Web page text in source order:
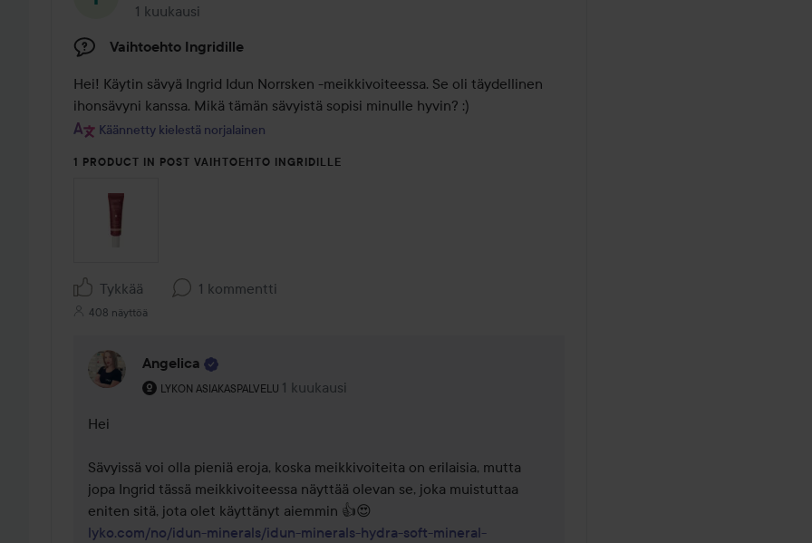
1 kuukausi
Viesti luotiin 1 kuukausi
Vaihtoehto Ingridille
Hei! Käytin sävyä Ingrid Idun Norrsken -meikkivoiteessa. Se oli täydellinen
ihonsävyni kanssa. Mikä tämän sävyistä sopisi minulle hyvin? :)
Käännetty kielestä norjalainen
1 PRODUCT IN POST VAIHTOEHTO INGRIDILLE
Tykkää 1 kommentti
408 näyttöä
Angelica
LYKON ASIAKASPALVELU
Käyttäjän rooli: Lykon asiakaspalvelu .
1 kuukausi
Kommentti lisättiin 1 kuukausi
Hei
Sävyissä voi olla pieniä eroja, koska meikkivoiteita on erilaisia, mutta
jopa Ingrid tässä meikkivoiteessa näyttää olevan se, joka muistuttaa
lyko.com/no/idun-minerals/idun-minerals-hydra-soft-mineral-